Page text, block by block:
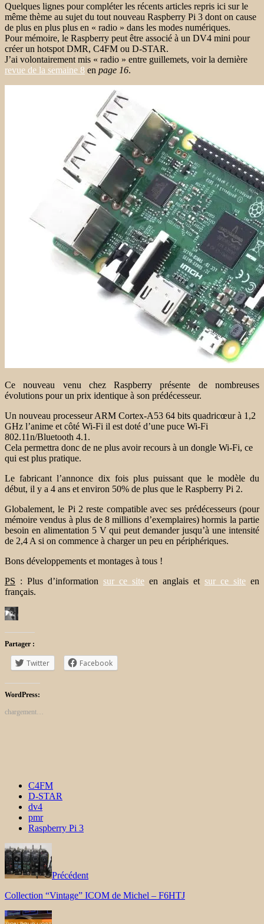
Quelques lignes pour compléter les récents articles repris ici sur le
même thème au sujet du tout nouveau Raspberry Pi 3 dont on cause
de plus en plus plus en « radio » dans les modes numériques.
Pour mémoire, le Raspberry peut être associé à un DV4 mini pour
créer un hotspot DMR, C4FM ou D-STAR.
J’ai volontairement mis « radio » entre guillemets, voir la dernière
revue de la semaine 8 en page 16.
Ce nouveau venu chez Raspberry présente de nombreuses
évolutions pour un prix identique à son prédécesseur.
Un nouveau processeur ARM Cortex-A53 64 bits quadricœur à 1,2
GHz l’anime et côté Wi-Fi il est doté d’une puce Wi-Fi
802.11n/Bluetooth 4.1.
Cela permettra donc de ne plus avoir recours à un dongle Wi-Fi, ce
qui est plus pratique.
Le fabricant l’annonce dix fois plus puissant que le modèle du
début, il y a 4 ans et environ 50% de plus que le Raspberry Pi 2.
Globalement, le Pi 2 reste compatible avec ses prédécesseurs (pour
mémoire vendus à plus de 8 millions d’exemplaires) hormis la partie
besoin en alimentation 5 V qui peut demander jusqu’à une intensité
de 2,4 A si on commence à charger un peu en périphériques.
Bons développements et montages à tous !
PS : Plus d’information sur ce site en anglais et sur ce site en
français.
Partager :
Twitter Facebook
WordPress:
chargement…
C4FM
D-STAR
dv4
pmr
Raspberry Pi 3
Précédent
Collection “Vintage” ICOM de Michel – F6HTJ